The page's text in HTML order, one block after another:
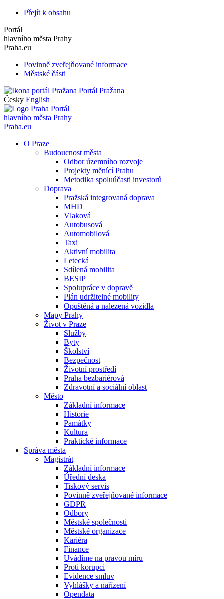
Přejít k obsahu
Portál
hlavního města Prahy
Praha.eu
Povinně zveřejňované informace
Městské části
Portál Pražana
Česky English
Portál
hlavního města Prahy
Praha.eu
O Praze
Budoucnost města
Odbor územního rozvoje
Projekty měnící Prahu
Metodika spoluúčasti investorů
Doprava
Pražská integrovaná doprava
MHD
Vlaková
Autobusová
Automobilová
Taxi
Aktivní mobilita
Letecká
Sdílená mobilita
BESIP
Spolupráce v dopravě
Plán udržitelné mobility
Opuštěná a nalezená vozidla
Mapy Prahy
Život v Praze
Služby
Byty
Školství
Bezpečnost
Životní prostředí
Praha bezbariérová
Zdravotní a sociální oblast
Město
Základní informace
Historie
Památky
Kultura
Praktické informace
Správa města
Magistrát
Základní informace
Úřední deska
Tiskový servis
Povinně zveřejňované informace
GDPR
Odbory
Městské společnosti
Městské organizace
Kariéra
Finance
Uvádíme na pravou míru
Proti korupci
Evidence smluv
Vyhlášky a nařízení
Opendata